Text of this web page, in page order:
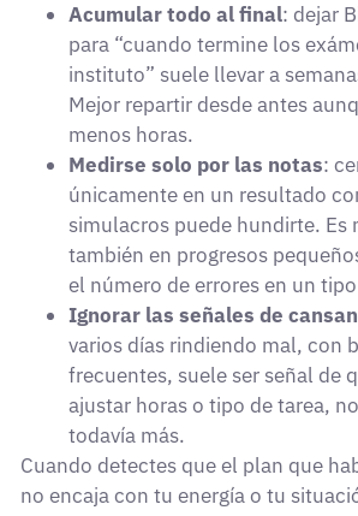
Acumular todo al final: dejar
para “cuando termine los
instituto” suele llevar a
Mejor repartir desde antes
menos horas.
Medirse solo por las notas:
únicamente en un resultado
simulacros puede hundirte. Es
también en progresos
el número de errores en un
Ignorar las señales de
varios días rindiendo mal, con
frecuentes, suele ser señal de
ajustar horas o tipo de tarea,
todavía más.
Cuando detectes que el plan que
no encaja con tu energía o tu